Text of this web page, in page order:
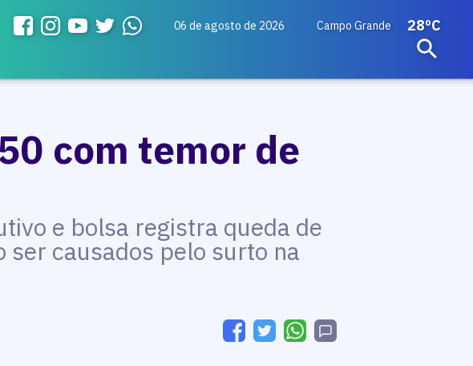
06 de agosto de 2026 Campo Grande 28ºC
com temor de
e bolsa registra queda de
causados pelo surto na